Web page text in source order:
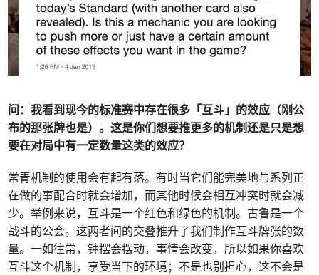
问：我看到现今的标准赛中存在很多「互斗」的效应（刚公
布的那张牌也是）。这是你们想要推更多的机制还是只是想
要在对局中有一定数量这类的效应？
常青机制的使用会有起有落。有时当它们能完美地与系列正
在做的事配合时就会增加，而其他时候会相互冲突时就会减
少。举例来说，互斗是一个红色和绿色的机制。古鲁是一个
战斗的公会。这两者间的交叠推升了我们制作互斗牌张的数
量。一如往常，钟摆会摆动，事情会改变，所以如果你喜欢
互斗这个机制，享受当下的环境；不是也别担心，这不会是